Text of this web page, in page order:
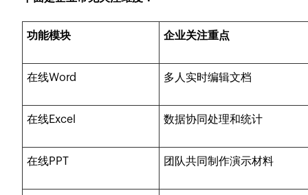
功能模块 企业关注重点
在线Word 多人实时编辑文档
在线Excel 数据协同处理和统计
在线PPT 团队共同制作演示材料